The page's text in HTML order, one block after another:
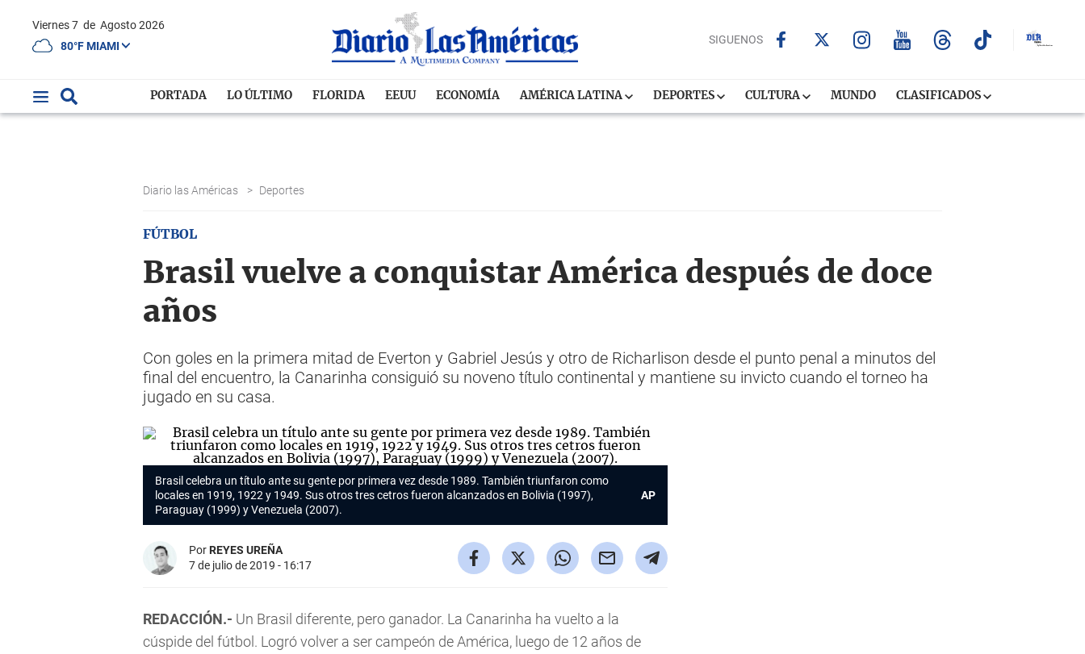
Viernes 7 de Agosto 2026
80°F MIAMI
SIGUENOS
PORTADA LO ÚLTIMO FLORIDA EEUU ECONOMÍA AMÉRICA LATINA DEPORTES CULTURA MUNDO CLASIFICADOS
Diario las Américas > Deportes
FÚTBOL
Brasil vuelve a conquistar América después de doce
años
Con goles en la primera mitad de Everton y Gabriel Jesús y otro de Richarlison desde el punto penal a minutos del
final del encuentro, la Canarinha consiguió su noveno título continental y mantiene su invicto cuando el torneo ha
jugado en su casa.
Brasil celebra un título ante su gente por primera vez desde 1989. También triunfaron como
locales en 1919, 1922 y 1949. Sus otros tres cetros fueron alcanzados en Bolivia (1997),
Paraguay (1999) y Venezuela (2007).
AP
PorREYES UREÑA
7 de julio de 2019 - 16:17
REDACCIÓN.- Un Brasil diferente, pero ganador. La Canarinha ha vuelto a la
cúspide del fútbol. Logró volver a ser campeón de América, luego de 12 años de